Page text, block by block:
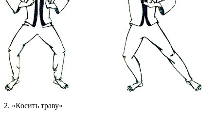
2. «Косить траву»